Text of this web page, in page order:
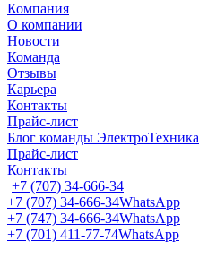
Компания
О компании
Новости
Команда
Отзывы
Карьера
Контакты
Прайс-лист
Блог команды ЭлектроТехника
Прайс-лист
Контакты
+7 (707) 34-666-34
+7 (707) 34-666-34WhatsApp
+7 (747) 34-666-34WhatsApp
+7 (701) 411-77-74WhatsApp